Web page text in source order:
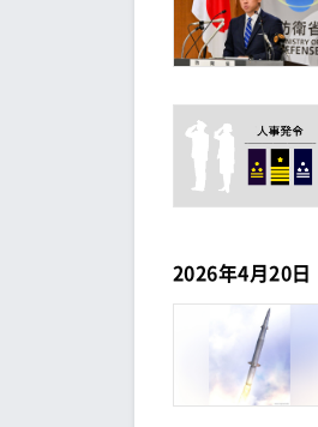
2026年4月20日